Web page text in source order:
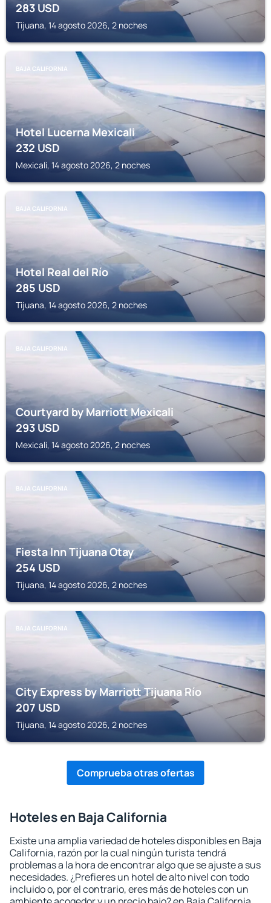
283USD
Tijuana, 14 agosto 2026, 2 noches
BAJA CALIFORNIA
Hotel Lucerna Mexicali
232USD
Mexicali, 14 agosto 2026, 2 noches
BAJA CALIFORNIA
Hotel Real del Río
285USD
Tijuana, 14 agosto 2026, 2 noches
BAJA CALIFORNIA
Courtyard by Marriott Mexicali
293USD
Mexicali, 14 agosto 2026, 2 noches
BAJA CALIFORNIA
Fiesta Inn Tijuana Otay
254USD
Tijuana, 14 agosto 2026, 2 noches
BAJA CALIFORNIA
City Express by Marriott Tijuana Río
207USD
Tijuana, 14 agosto 2026, 2 noches
Comprueba otras ofertas
Hoteles en Baja California
Existe una amplia variedad de hoteles disponibles en Baja
California, razón por la cual ningún turista tendrá
problemas a la hora de encontrar algo que se ajuste a sus
necesidades. ¿Prefieres un hotel de alto nivel con todo
incluido o, por el contrario, eres más de hoteles con un